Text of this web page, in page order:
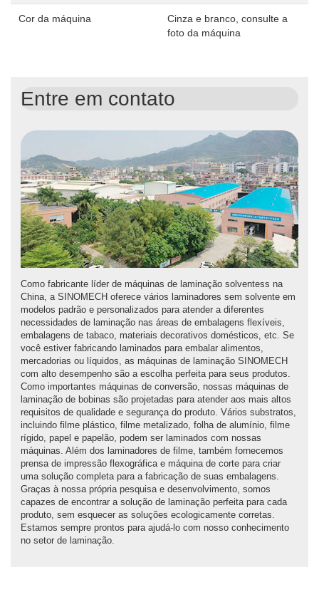
Cor da máquina
Cinza e branco, consulte a
foto da máquina
Entre em contato
Como fabricante líder de máquinas de laminação solventess na
China, a SINOMECH oferece vários laminadores sem solvente em
modelos padrão e personalizados para atender a diferentes
necessidades de laminação nas áreas de embalagens flexíveis,
embalagens de tabaco, materiais decorativos domésticos, etc. Se
você estiver fabricando laminados para embalar alimentos,
mercadorias ou líquidos, as máquinas de laminação SINOMECH
com alto desempenho são a escolha perfeita para seus produtos.
Como importantes máquinas de conversão, nossas máquinas de
laminação de bobinas são projetadas para atender aos mais altos
requisitos de qualidade e segurança do produto. Vários substratos,
incluindo filme plástico, filme metalizado, folha de alumínio, filme
rígido, papel e papelão, podem ser laminados com nossas
máquinas. Além dos laminadores de filme, também fornecemos
prensa de impressão flexográfica e máquina de corte para criar
uma solução completa para a fabricação de suas embalagens.
Graças à nossa própria pesquisa e desenvolvimento, somos
capazes de encontrar a solução de laminação perfeita para cada
produto, sem esquecer as soluções ecologicamente corretas.
Estamos sempre prontos para ajudá-lo com nosso conhecimento
no setor de laminação.